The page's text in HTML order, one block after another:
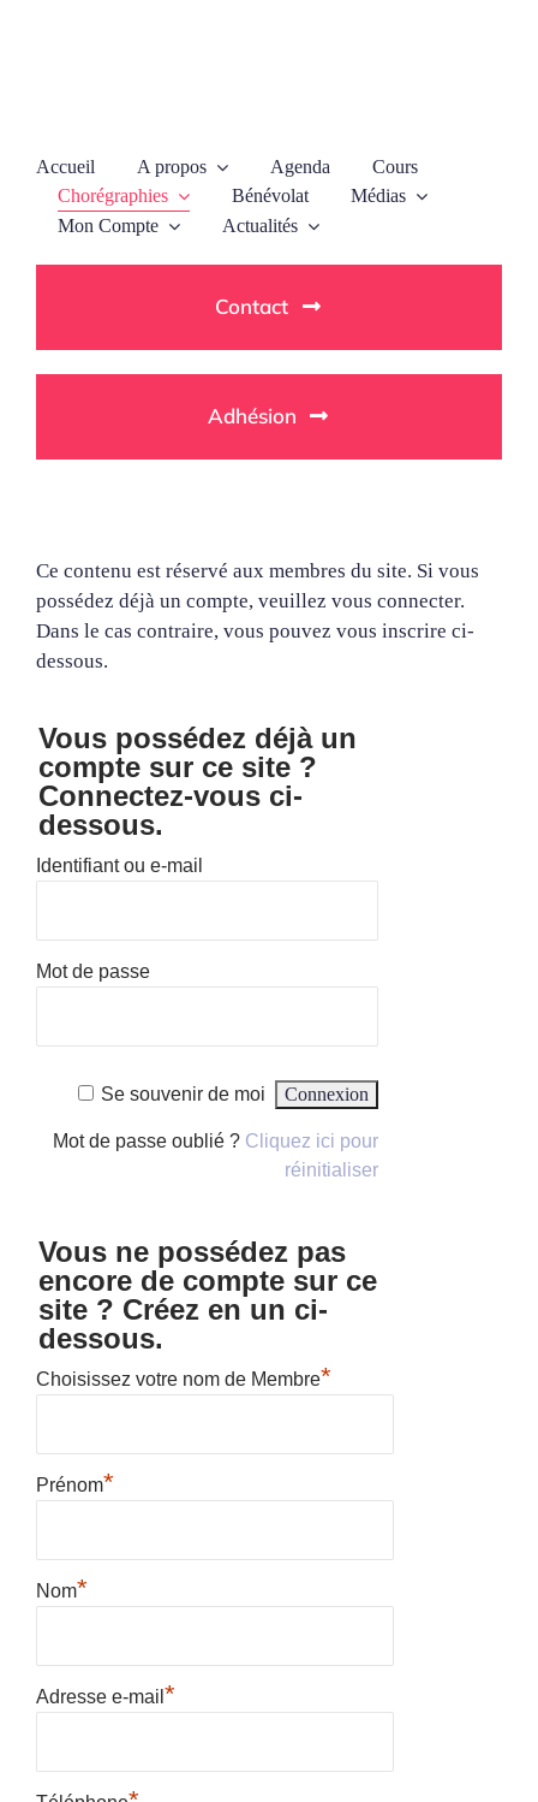
Accueil A propos Agenda
Cours
Chorégraphies
Bénévolat
Médias
Mon Compte
Actualités
Contact
Adhésion
Ce contenu est réservé aux membres du site. Si vous
possédez déjà un compte, veuillez vous connecter.
Dans le cas contraire, vous pouvez vous inscrire ci-
dessous.
Vous possédez déjà un
compte sur ce site ?
Connectez-vous ci-
dessous.
Identifiant ou e-mail
Mot de passe
Se souvenir de moi
Mot de passe oublié ? Cliquez ici pour
réinitialiser
Vous ne possédez pas
encore de compte sur ce
site ? Créez en un ci-
dessous.
Choisissez votre nom de Membre*
Prénom*
Nom*
Adresse e-mail *